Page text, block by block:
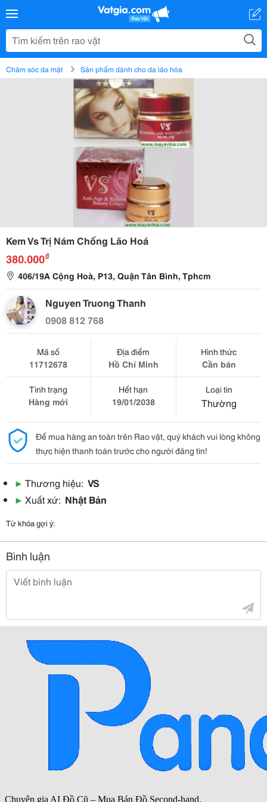
Chăm sóc da mặt Sản phẩm dành cho da lão hóa
Kem Vs Trị Nám Chống Lão Hoá
380.000₫
406/19A Cộng Hoà, P13, Quận Tân Bình, Tphcm
Nguyen Truong Thanh
0908 812 768
Mã số
11712678
Địa điểm
Hồ Chí Minh
Hình thức
Cần bán
Tình trạng
Hàng mới
Hết hạn
19/01/2038
Loại tin
Thường
Để mua hàng an toàn trên Rao vặt, quý khách vui lòng không
thực hiện thanh toán trước cho người đăng tin!
▶ Thương hiệu: VS
▶ Xuất xứ: Nhật Bản
Từ khóa gợi ý:
Bình luận